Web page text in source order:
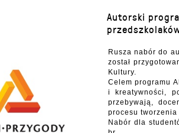
Autorski
przedszkolaków
Rusza nabór do
został
Kultury.
Celem programu
i kreatywności,
przebywają,
procesu
Nabór dla